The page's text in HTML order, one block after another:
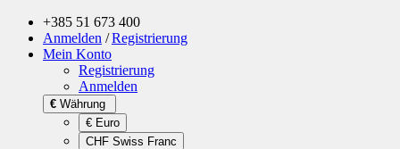
+385 51 673 400
Anmelden /Registrierung
Mein Konto
Registrierung
Anmelden
€ Währung
€ Euro
CHF Swiss Franc